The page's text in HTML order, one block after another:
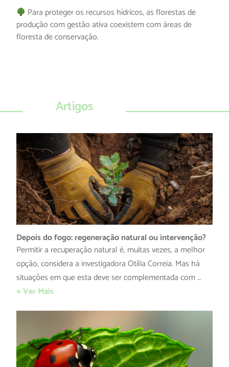
Para proteger os recursos hídricos, as florestas de
produção com gestão ativa coexistem com áreas de
floresta de conservação.
Artigos
Depois do fogo: regeneração natural ou intervenção?
Permitir a recuperação natural é, muitas vezes, a melhor
opção, considera a investigadora Otília Correia. Mas há
situações em que esta deve ser complementada com …
+ Ver Mais